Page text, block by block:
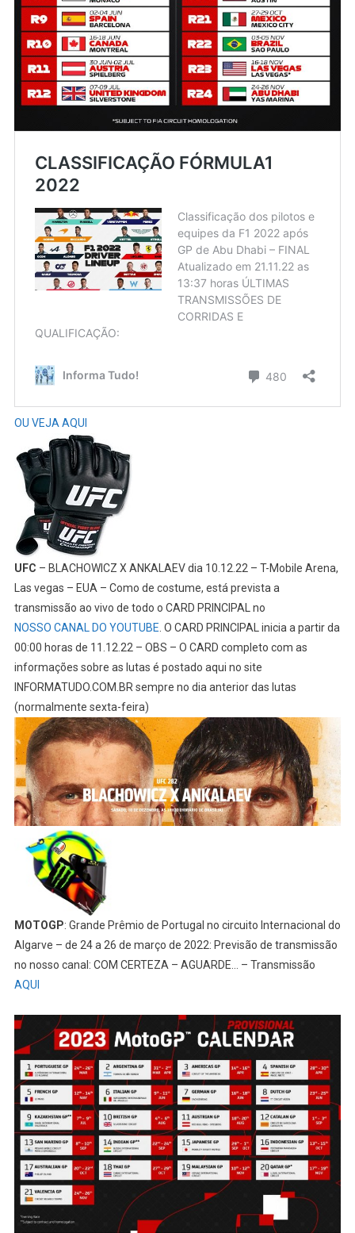
OU VEJA AQUI
UFC – BLACHOWICZ X ANKALAEV dia 10.12.22 – T-Mobile Arena,
Las vegas – EUA – Como de costume, está prevista a
transmissão ao vivo de todo o CARD PRINCIPAL no
NOSSO CANAL DO YOUTUBE . O CARD PRINCIPAL inicia a partir da
00:00 horas de 11.12.22 – OBS – O CARD completo com as
informações sobre as lutas é postado aqui no site
INFORMATUDO.COM.BR sempre no dia anterior das lutas
(normalmente sexta-feira)
MOTOGP: Grande Prêmio de Portugal no circuito Internacional do
Algarve – de 24 a 26 de março de 2022: Previsão de transmissão
no nosso canal: COM CERTEZA – AGUARDE… – Transmissão
AQUI